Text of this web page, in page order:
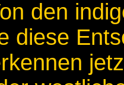
den
diese